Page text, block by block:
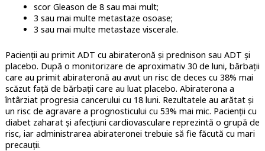
scor Gleason de 8 sau mai mult;
3 sau mai multe metastaze osoase;
3 sau mai multe metastaze viscerale.
Pacienții au primit ADT cu abirateronă și prednison sau ADT și
placebo. După o monitorizare de aproximativ 30 de luni, bărbații
care au primit abirateronă au avut un risc de deces cu 38% mai
scăzut față de bărbații care au luat placebo. Abiraterona a
întârziat progresia cancerului cu 18 luni. Rezultatele au arătat și
un risc de agravare a prognosticului cu 53% mai mic. Pacienții cu
diabet zaharat și afecțiuni cardiovasculare reprezintă o grupă de
risc, iar administrarea abirateronei trebuie să fie făcută cu mari
precauții.